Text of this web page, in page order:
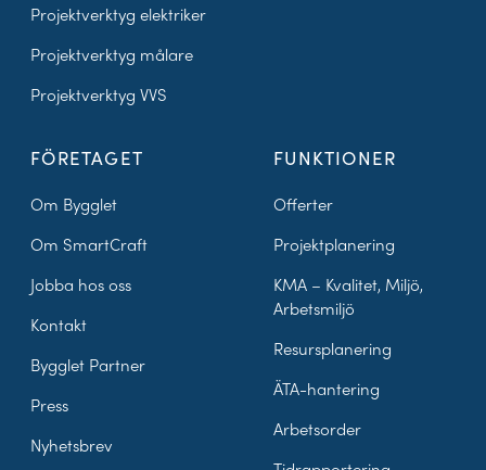
Projektverktyg elektriker
Projektverktyg målare
Projektverktyg VVS
FÖRETAGET
Om Bygglet
Om SmartCraft
Jobba hos oss
Kontakt
Bygglet Partner
Press
Nyhetsbrev
FUNKTIONER
Offerter
Projektplanering
KMA – Kvalitet, Miljö,
Arbetsmiljö
Resursplanering
ÄTA-hantering
Arbetsorder